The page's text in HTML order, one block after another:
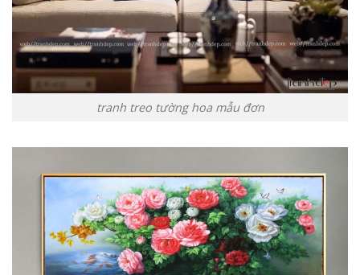
tranh treo tường hoa mẫu đơn